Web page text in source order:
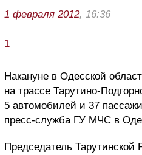
1 февраля 2012, 16:36
1
Накануне в Одесской
на трассе Тарутино-
5 автомобилей и 37
пресс-служба ГУ МЧС в
Председатель Тарутинской